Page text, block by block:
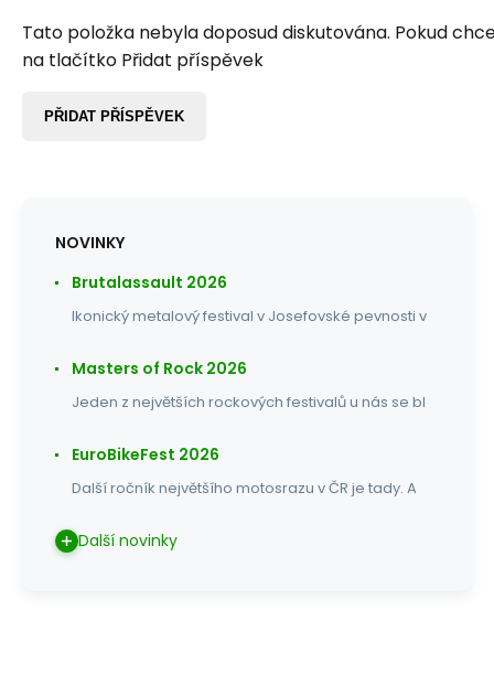
Tato položka nebyla doposud diskutována. Pokud
na tlačítko Přidat příspěvek
PŘIDAT PŘÍSPĚVEK
NOVINKY
Brutalassault 2026
Ikonický metalový festival v Josefovské pevnosti v
Masters of Rock 2026
Jeden z největších rockových festivalů u nás se bl
EuroBikeFest 2026
Další ročník největšího motosrazu v ČR je tady. A
Další novinky